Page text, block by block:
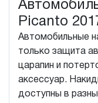
Picanto
Автомобильные
только защита
царапин и
аксессуар.
доступны в